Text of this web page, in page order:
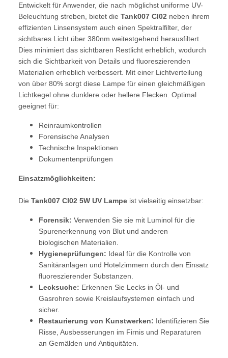
Entwickelt für Anwender, die nach möglichst uniforme UV-
Beleuchtung streben, bietet die Tank007 CI02 neben ihrem
effizienten Linsensystem auch einen Spektralfilter, der
sichtbares Licht über 380nm weitestgehend herausfiltert.
Dies minimiert das sichtbaren Restlicht erheblich, wodurch
sich die Sichtbarkeit von Details und fluoreszierenden
Materialien erheblich verbessert. Mit einer Lichtverteilung
von über 80% sorgt diese Lampe für einen gleichmäßigen
Lichtkegel ohne dunklere oder hellere Flecken. Optimal
geeignet für:
Reinraumkontrollen
Forensische Analysen
Technische Inspektionen
Dokumentenprüfungen
Einsatzmöglichkeiten:
Die Tank007 CI02 5W UV Lampe ist vielseitig einsetzbar:
Forensik: Verwenden Sie sie mit Luminol für die
Spurenerkennung von Blut und anderen
biologischen Materialien.
Hygieneprüfungen: Ideal für die Kontrolle von
Sanitäranlagen und Hotelzimmern durch den Einsatz
fluoreszierender Substanzen.
Lecksuche: Erkennen Sie Lecks in Öl- und
Gasrohren sowie Kreislaufsystemen einfach und
sicher.
Restaurierung von Kunstwerken: Identifizieren Sie
Risse, Ausbesserungen im Firnis und Reparaturen
an Gemälden und Antiquitäten.